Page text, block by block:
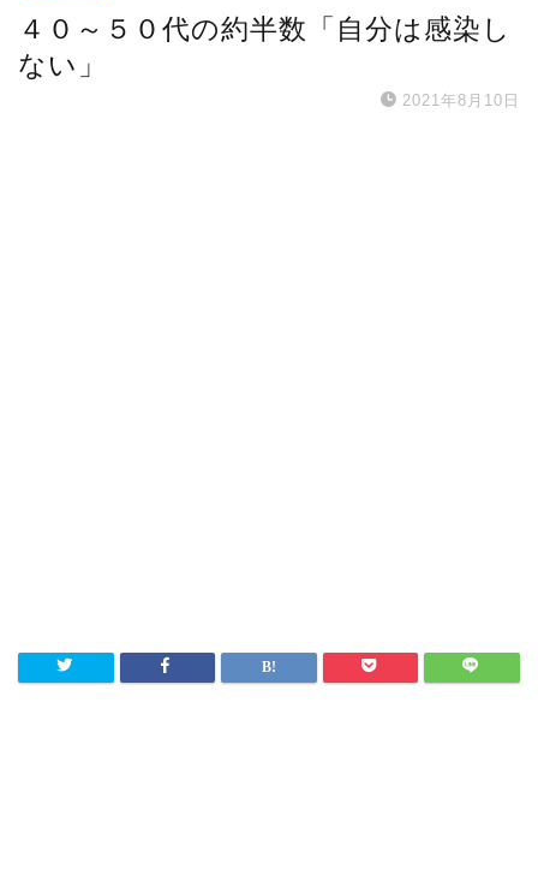
４０～５０代の約半数「自分は感染し
ない」
2021年8月10日